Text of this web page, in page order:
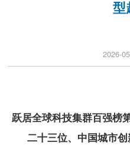
型
2026-
跃居全球科技集群百强榜
二十三位、中国城市